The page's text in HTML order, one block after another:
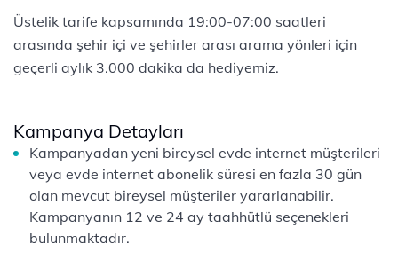
Üstelik tarife kapsamında 19:00-07:00 saatleri
arasında şehir içi ve şehirler arası arama yönleri için
geçerli aylık 3.000 dakika da hediyemiz.
Kampanya Detayları
Kampanyadan yeni bireysel evde internet müşterileri
veya evde internet abonelik süresi en fazla 30 gün
olan mevcut bireysel müşteriler yararlanabilir.
Kampanyanın 12 ve 24 ay taahhütlü seçenekleri
bulunmaktadır.